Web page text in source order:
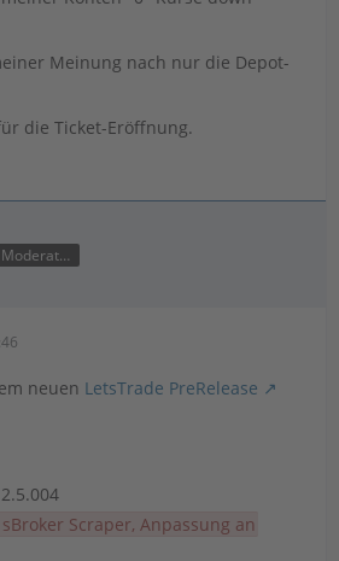
Meinung nach nur die Depot-
die Ticket-Eröffnung.
Unabhängiger Moderator
neuen LetsTrade PreRelease
Scraper, Anpassung an